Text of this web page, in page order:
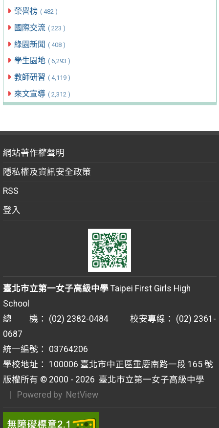
榮譽榜 ( 482 )
國際交流 ( 223 )
綠園新聞 ( 408 )
學生園地 ( 6,293 )
教師研習 ( 4,119 )
來文宣導 ( 2,312 )
網站著作權聲明
隱私權及資訊安全政策
RSS
登入
臺北市立第一女子高級中學Taipei First Girls High
School
總 機： (02) 2382-0484 校安專線： (02) 2361-
0687
統一編號： 03764206
學校地址： 100006 臺北市中正區重慶南路一段 165 號
版權所有 © 2000 - 2026 臺北市立第一女子高級中學
| Powered by NetView